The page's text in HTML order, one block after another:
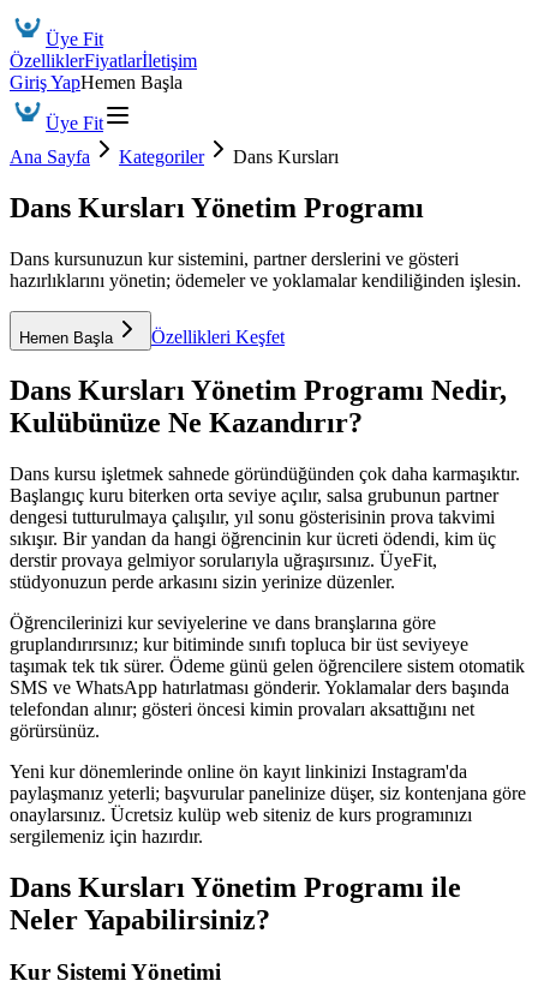
Üye Fit
ÖzelliklerFiyatlarİletişim
Giriş YapHemen Başla
Üye Fit
Ana Sayfa
Kategoriler Dans Kursları
Dans Kursları Yönetim Programı
Dans kursunuzun kur sistemini, partner derslerini ve gösteri
hazırlıklarını yönetin; ödemeler ve yoklamalar kendiliğinden işlesin.
Hemen Başla Özellikleri Keşfet
Dans Kursları Yönetim Programı Nedir,
Kulübünüze Ne Kazandırır?
Dans kursu işletmek sahnede göründüğünden çok daha karmaşıktır.
Başlangıç kuru biterken orta seviye açılır, salsa grubunun partner
dengesi tutturulmaya çalışılır, yıl sonu gösterisinin prova takvimi
sıkışır. Bir yandan da hangi öğrencinin kur ücreti ödendi, kim üç
derstir provaya gelmiyor sorularıyla uğraşırsınız. ÜyeFit,
stüdyonuzun perde arkasını sizin yerinize düzenler.
Öğrencilerinizi kur seviyelerine ve dans branşlarına göre
gruplandırırsınız; kur bitiminde sınıfı topluca bir üst seviyeye
taşımak tek tık sürer. Ödeme günü gelen öğrencilere sistem otomatik
SMS ve WhatsApp hatırlatması gönderir. Yoklamalar ders başında
telefondan alınır; gösteri öncesi kimin provaları aksattığını net
görürsünüz.
Yeni kur dönemlerinde online ön kayıt linkinizi Instagram'da
paylaşmanız yeterli; başvurular panelinize düşer, siz kontenjana göre
onaylarsınız. Ücretsiz kulüp web siteniz de kurs programınızı
sergilemeniz için hazırdır.
Dans Kursları Yönetim Programı ile
Neler Yapabilirsiniz?
Kur Sistemi Yönetimi